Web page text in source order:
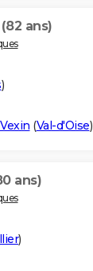
(82 ans)
)
(Val-d'Oise)
ans)
)